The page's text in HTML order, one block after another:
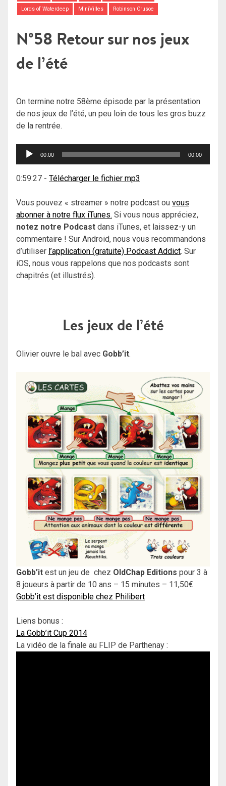
Lords of Waterdeep MiniVilles Robinson Crusoe
N°58 Retour sur nos jeux
de l’été
On termine notre 58ème épisode par la présentation
de nos jeux de l’été, un peu loin de tous les gros buzz
de la rentrée.
Lecteur
00:00 00:00
0:59:27 - Télécharger le fichier mp3
Vous pouvez « streamer » notre podcast ou vous
abonner à notre flux iTunes. Si vous nous appréciez,
notez notre Podcast dans iTunes, et laissez-y un
commentaire ! Sur Android, nous vous recommandons
d’utiliser l’application (gratuite) Podcast Addict. Sur
iOS, nous vous rappelons que nos podcasts sont
chapitrés (et illustrés).
Les jeux de l’été
Olivier ouvre le bal avec Gobb’it.
Gobb’it est un jeu de chez OldChap Editions pour 3 à
8 joueurs à partir de 10 ans – 15 minutes – 11,50€
Gobb’it est disponible chez Philibert
Liens bonus :
La Gobb’it Cup 2014
La vidéo de la finale au FLIP de Parthenay :